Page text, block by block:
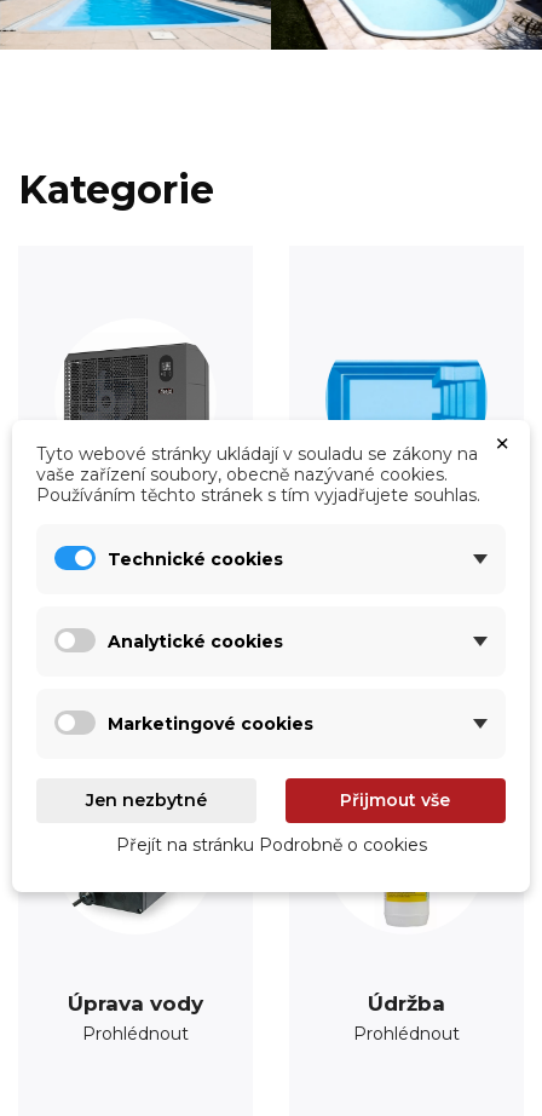
Kategorie
Vytápění
Úprava vody
Prohlédnout
Údržba
Prohlédnout
×
Tyto webové stránky ukládají v souladu se zákony na
vaše zařízení soubory, obecně nazývané cookies.
Používáním těchto stránek s tím vyjadřujete souhlas.
Technické cookies
Analytické cookies
Marketingové cookies
Jen nezbytné Přijmout vše
Přejít na stránku Podrobně o cookies